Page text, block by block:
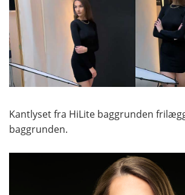
Kantlyset fra HiLite baggrunden
baggrunden.